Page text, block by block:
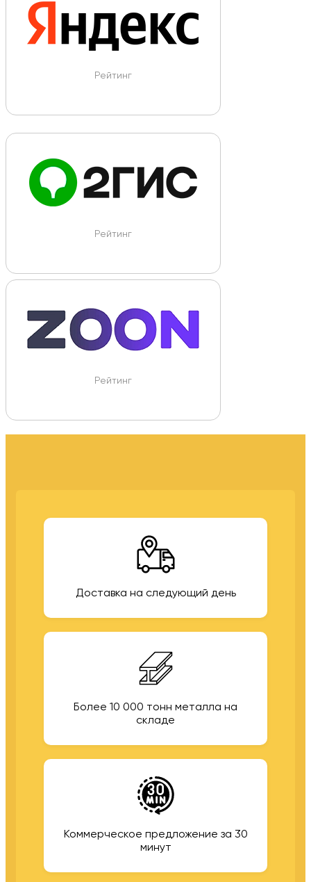
Рейтинг
Рейтинг
Рейтинг
Доставка на следующий день
Более 10 000 тонн металла на
складе
Коммерческое предложение за 30
минут